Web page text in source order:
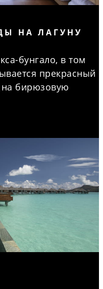
НА ЛАГУНУ
бунгало, в том
прекрасный
бирюзовую